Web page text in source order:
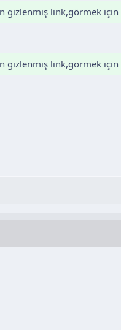
gizlenmiş link,görmek için
gizlenmiş link,görmek için